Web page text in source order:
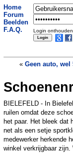
Home
Forum
Beelden
F.A.Q.
Login onthouden
« Geen auto, wel
BIELEFELD - In
ruilen omdat deze
het paar. Het bleek dat
net als een setje
medewerker herkende
winkel verkrijgbaar zijn.